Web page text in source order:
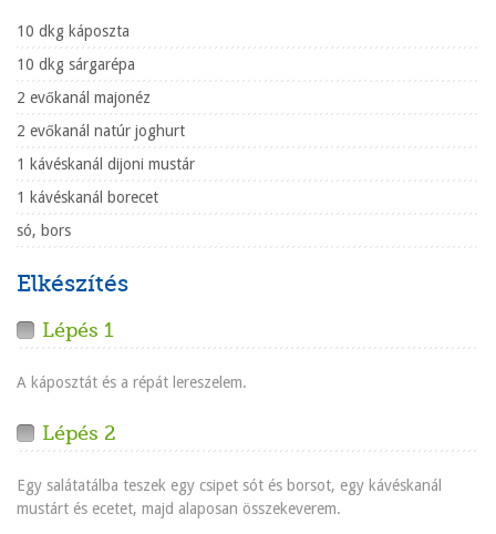
10 dkg káposzta
10 dkg sárgarépa
2 evőkanál majonéz
2 evőkanál natúr joghurt
1 kávéskanál dijoni mustár
1 kávéskanál borecet
só, bors
Elkészítés
Lépés 1
A káposztát és a répát lereszelem.
Lépés 2
Egy salátatálba teszek egy csipet sót és borsot, egy kávéskanál
mustárt és ecetet, majd alaposan összekeverem.